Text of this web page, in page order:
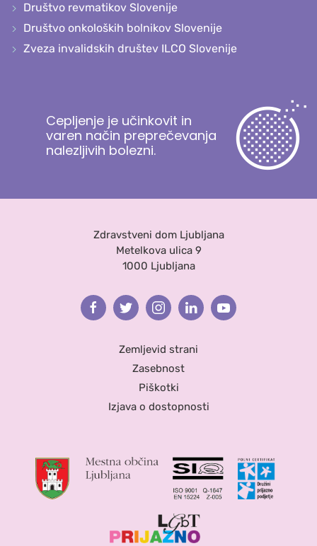
Društvo revmatikov Slovenije
Društvo onkoloških bolnikov Slovenije
Zveza invalidskih društev ILCO Slovenije
Cepljenje je učinkovit in
varen način preprečevanja
nalezljivih bolezni.
Zdravstveni dom Ljubljana
Metelkova ulica 9
1000 Ljubljana
FacebookTwitterInstagramLinkedinYoutube
Zemljevid strani
Zasebnost
Piškotki
Izjava o dostopnosti